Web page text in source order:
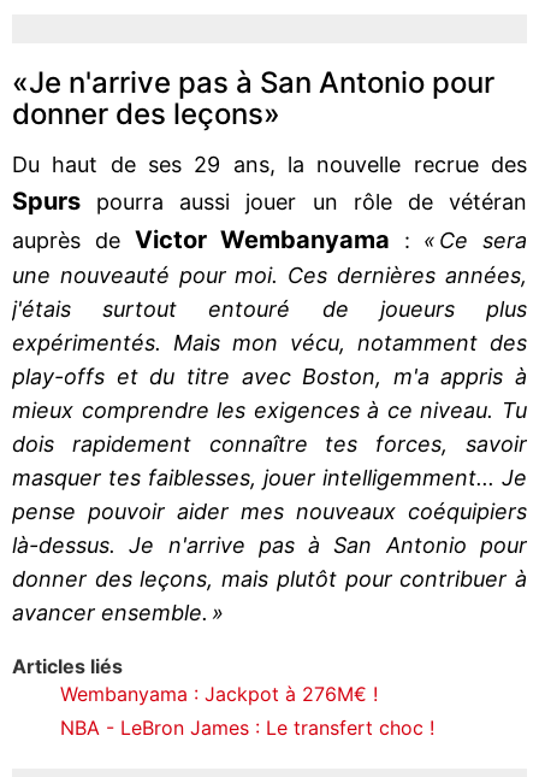
«Je n'arrive pas à San Antonio pour
donner des leçons»
Du haut de ses 29 ans, la nouvelle recrue des
Spurs pourra aussi jouer un rôle de vétéran
auprès de Victor Wembanyama : « Ce sera
une nouveauté pour moi. Ces dernières années,
j'étais surtout entouré de joueurs plus
expérimentés. Mais mon vécu, notamment des
play-offs et du titre avec Boston, m'a appris à
mieux comprendre les exigences à ce niveau. Tu
dois rapidement connaître tes forces, savoir
masquer tes faiblesses, jouer intelligemment... Je
pense pouvoir aider mes nouveaux coéquipiers
là-dessus. Je n'arrive pas à San Antonio pour
donner des leçons, mais plutôt pour contribuer à
avancer ensemble. »
Articles liés
Wembanyama : Jackpot à 276M€ !
NBA - LeBron James : Le transfert choc !